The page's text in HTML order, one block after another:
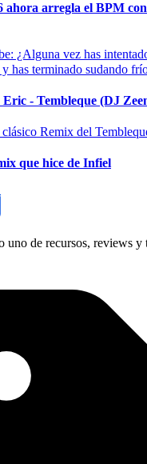
ahora arregla el BPM
¿Alguna vez has
has terminado sudando
Eric - Tembleque (DJ
clásico Remix del
que hice de Infiel
uno de recursos, reviews y